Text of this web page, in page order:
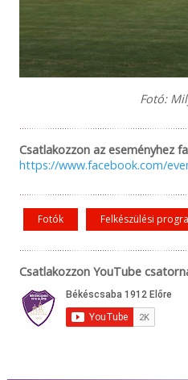
Fotó:
Csatlakozzon az eseményhez
https://www.facebook.com/
Fotók Felkészülési
Csatlakozzon YouTube